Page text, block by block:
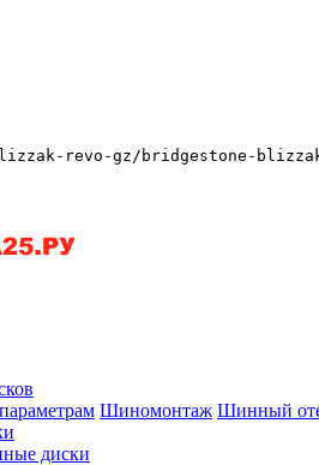
revo-gz/bridgestone-
диски
Шиномонтаж Шинный